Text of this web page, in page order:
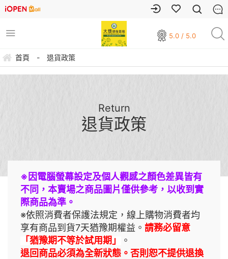
5.0 / 5.0
首頁 - 退貨政策
Return
退貨政策
※因電腦螢幕設定及個人觀感之顏色差異皆有
不同，本賣場之商品圖片僅供參考，以收到實
際商品為準。
※依照消費者保護法規定，線上購物消費者均
享有商品到貨7天猶豫期權益。 請務必留意
「猶豫期不等於試用期」
。
退回商品必須為全新狀態。否則恕不提供退換